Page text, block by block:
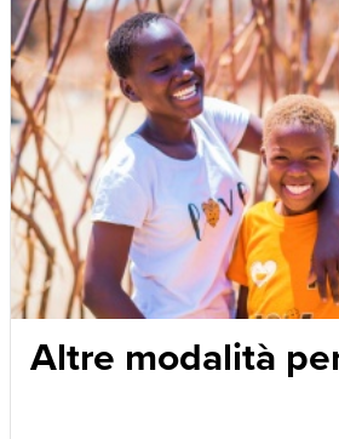
Altre modalità